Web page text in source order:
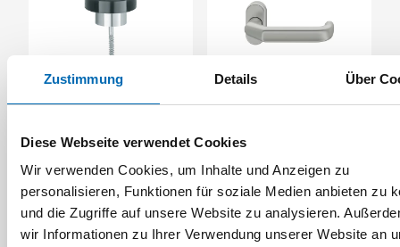
Zustimmung Details Über
Diese Webseite verwendet Cookies
Wir verwenden Cookies, um Inhalte und Anzeigen zu
personalisieren, Funktionen für soziale Medien anbieten zu
und die Zugriffe auf unsere Website zu analysieren.
wir Informationen zu Ihrer Verwendung unserer Website an
FSB
Bodentürpuffer Typ
2 Ausführungen
Drücker-Halbgarnitur
06 0662, oval, VK 8,
Aluminium
Artikel-Nr. SE009136
(463697)